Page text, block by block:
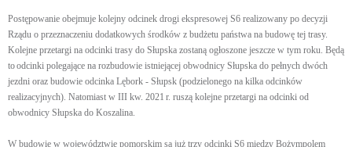
Postępowanie obejmuje kolejny odcinek drogi ekspresowej S6 realizowany po decyzji
Rządu o przeznaczeniu dodatkowych środków z budżetu państwa na budowę tej trasy.
Kolejne przetargi na odcinki trasy do Słupska zostaną ogłoszone jeszcze w tym roku. Będą
to odcinki polegające na rozbudowie istniejącej obwodnicy Słupska do pełnych dwóch
jezdni oraz budowie odcinka Lębork - Słupsk (podzielonego na kilka odcinków
realizacyjnych). Natomiast w III kw. 2021 r. ruszą kolejne przetargi na odcinki od
obwodnicy Słupska do Koszalina.
W budowie w województwie pomorskim są już trzy odcinki S6 między Bożympolem